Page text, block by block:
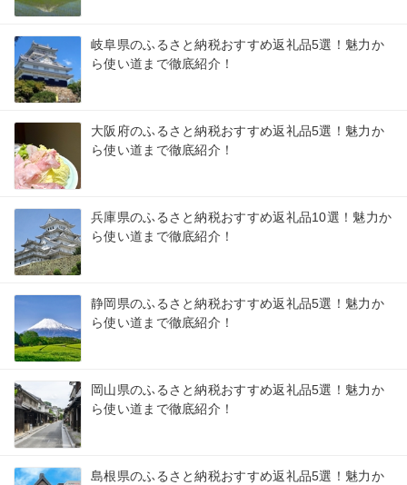
岐阜県のふるさと納税おすすめ返礼品5選！魅力か
ら使い道まで徹底紹介！
大阪府のふるさと納税おすすめ返礼品5選！魅力か
ら使い道まで徹底紹介！
兵庫県のふるさと納税おすすめ返礼品10選！魅力か
ら使い道まで徹底紹介！
静岡県のふるさと納税おすすめ返礼品5選！魅力か
ら使い道まで徹底紹介！
岡山県のふるさと納税おすすめ返礼品5選！魅力か
ら使い道まで徹底紹介！
島根県のふるさと納税おすすめ返礼品5選！魅力か